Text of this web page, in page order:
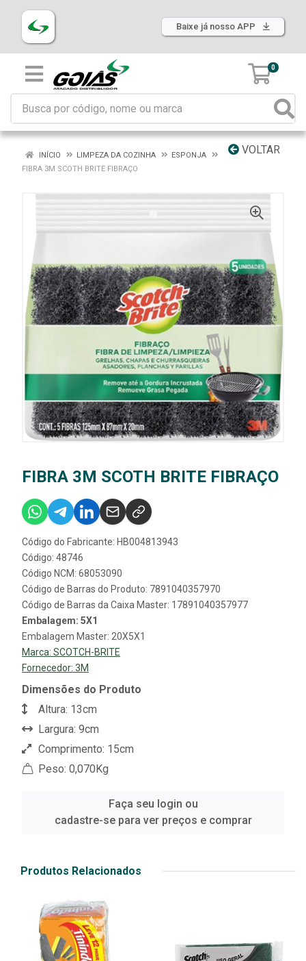
Baixe já nosso APP
0
VOLTAR
INÍCIO LIMPEZA DA COZINHA
ESPONJA
FIBRA 3M SCOTH BRITE FIBRAÇO
FIBRA 3M SCOTH BRITE FIBRAÇO
Código do Fabricante: HB004813943
Código: 48746
Código NCM: 68053090
Código de Barras do Produto: 7891040357970
Código de Barras da Caixa Master: 17891040357977
Embalagem: 5X1
Embalagem Master: 20X5X1
Marca: SCOTCH-BRITE
Fornecedor: 3M
Dimensões do Produto
Altura: 13cm
Largura: 9cm
Comprimento: 15cm
Peso: 0,070Kg
Faça seu login ou
cadastre-se para ver preços e comprar
Produtos Relacionados